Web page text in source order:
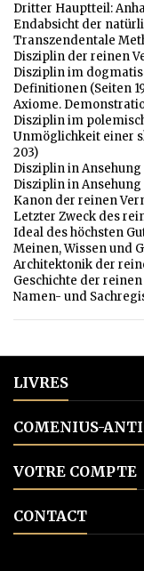
Dritter Hauptteil:
Endabsicht der
Transzendentale
Disziplin der reinen
Disziplin im
Definitionen (Seiten
Axiome.
Disziplin im
Unmöglichkeit einer
203)
Disziplin in
Disziplin in Ansehung
Kanon der reinen
Letzter Zweck des
Ideal des höchsten
Meinen, Wissen und
Architektonik der
Geschichte der reinen
Namen- und
LIVRES
COMENIUS-
VOTRE COMPTE
CONTACT